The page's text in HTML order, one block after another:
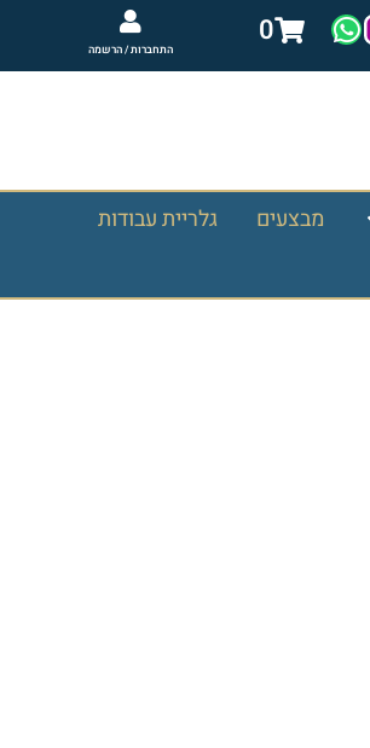
0
התחברות / הרשמה
מבצעים גלריית עבודות